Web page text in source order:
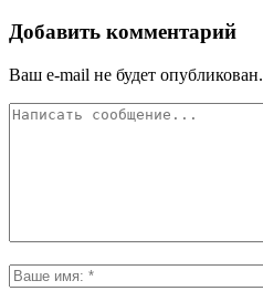
Добавить комментарий
Ваш e-mail не будет опубликован.